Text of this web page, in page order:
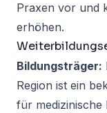
Praxen vor und
erhöhen.
Bildungsträger:
Region ist ein
für medizinische